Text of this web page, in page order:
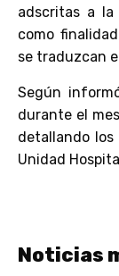
adscritas a la
como
se traduzcan
Según
durante el
detallando
Unidad
Noticias